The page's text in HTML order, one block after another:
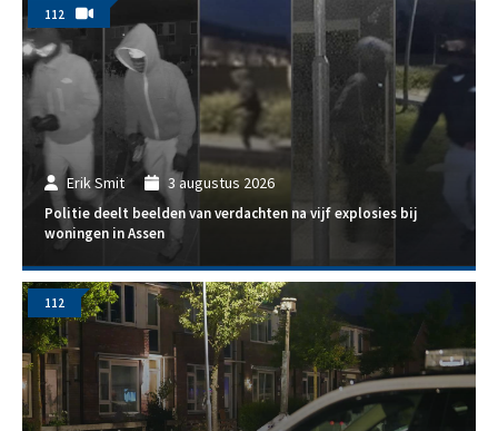
Erik Smit 3 augustus 2026
Politie deelt beelden van verdachten na vijf explosies bij
woningen in Assen
112
112